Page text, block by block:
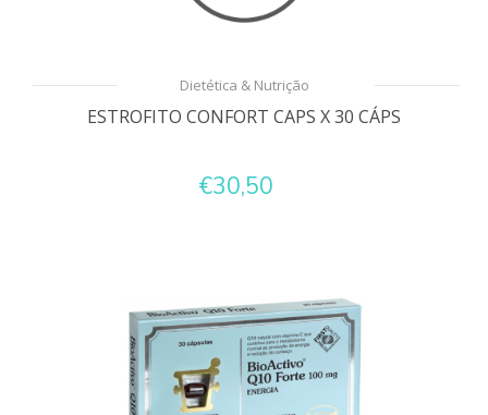
Dietética & Nutrição
ESTROFITO CONFORT CAPS X 30 CÁPS
€30,50